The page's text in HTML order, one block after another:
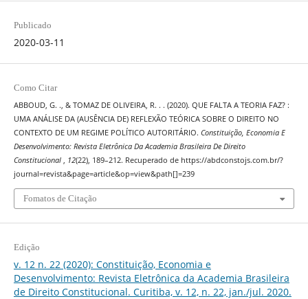
Publicado
2020-03-11
Como Citar
ABBOUD, G. ., & TOMAZ DE OLIVEIRA, R. . . (2020). QUE FALTA A TEORIA FAZ? :
UMA ANÁLISE DA (AUSÊNCIA DE) REFLEXÃO TEÓRICA SOBRE O DIREITO NO
CONTEXTO DE UM REGIME POLÍTICO AUTORITÁRIO. Constituição, Economia E
Desenvolvimento: Revista Eletrônica Da Academia Brasileira De Direito
Constitucional , 12(22), 189–212. Recuperado de https://abdconstojs.com.br/?
journal=revista&page=article&op=view&path[]=239
Fomatos de Citação
Edição
v. 12 n. 22 (2020): Constituição, Economia e
Desenvolvimento: Revista Eletrônica da Academia Brasileira
de Direito Constitucional. Curitiba, v. 12, n. 22, jan./jul. 2020.